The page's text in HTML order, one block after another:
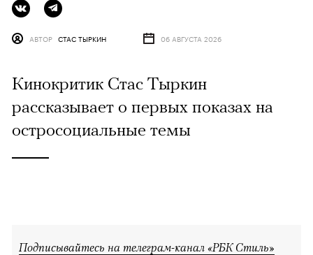
АВТОР СТАС ТЫРКИН 06 АВГУСТА 2026
Кинокритик Стас Тыркин
рассказывает о первых показах на
остросоциальные темы
Подписывайтесь на телеграм-канал «РБК Стиль»